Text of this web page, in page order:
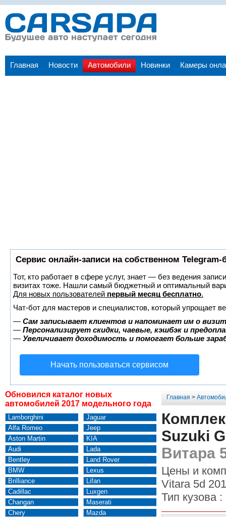
Главная Новости Автомобили Новинки Камеры
Сервис онлайн-записи на собственном Telegram-
Тот, кто работает в сфере услуг, знает — без ведения
визитах тоже. Нашли самый бюджетный и оптимальный
Для новых пользователей первый месяц бесплатно.
Чат-бот для мастеров и специалистов, который упрощает
— Сам записывает клиентов и напоминает им о
— Персонализирует скидки, чаевые, кэшбэк и
— Увеличивает доходимость и помогает больше
Начать пользоваться сервисом
Обновился каталог новых
автомобилей 2017 модельного года
Lamborghini
Alfa Romeo
Aston Martin
Audi
Bentley
BMW
Brilliance
Cadillac
Changan
Chery
Jaguar
Jeep
KIA
Lada
Land Rover
Lexus
Lifan
Luxgen
Maserati
Mazda
Главная >
Suzuki
Витара
Цены и
Vitara 5d
Тип кузова :